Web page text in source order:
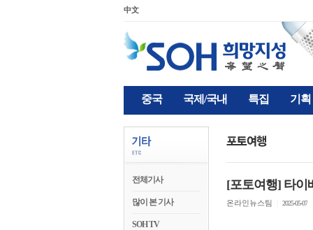
中文
중국 국제/국내 특집 기획
전체기사
많이 본 기사
SOH TV
[포토여행] 타이
온라인뉴스팀 2025-05-07